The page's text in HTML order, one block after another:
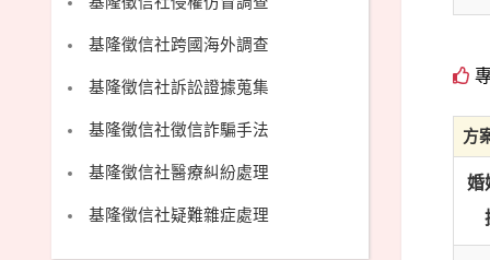
方
婚
基隆徵信社跨國海外調查
基隆徵信社訴訟證據蒐集
基隆徵信社徵信詐騙手法
基隆徵信社醫療糾紛處理
基隆徵信社疑難雜症處理